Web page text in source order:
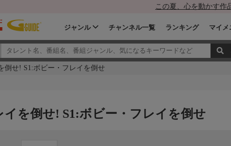
この夏、心を動かす作
ジャンル チャンネル一覧 ランキング マイメ
倒せ! S1:ボビー・フレイを倒せ
イを倒せ! S1:ボビー・フレイを倒せ